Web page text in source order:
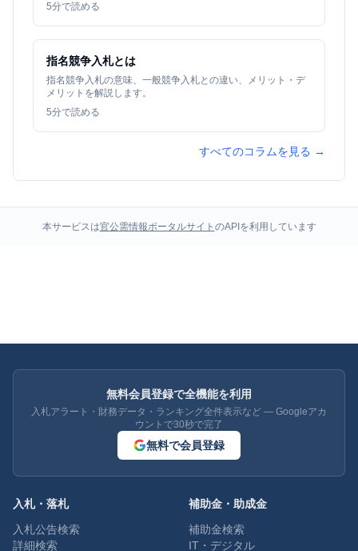
5分で読める
指名競争入札とは
指名競争入札の意味、一般競争入札との違い、メリット・デ
メリットを解説します。
5分で読める
すべてのコラムを見る →
本サービスは官公需情報ポータルサイト のAPIを利用しています
無料会員登録で全機能を利用
入札アラート・財務データ・ランキング全件表示など — Googleアカ
ウントで30秒で完了
無料で会員登録
入札・落札
入札公告検索
詳細検索
補助金・助成金
補助金検索
IT・デジタル